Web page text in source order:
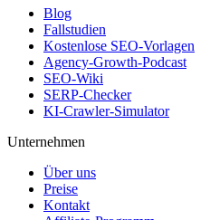
Blog
Fallstudien
Kostenlose SEO-Vorlagen
Agency-Growth-Podcast
SEO-Wiki
SERP-Checker
KI-Crawler-Simulator
Unternehmen
Über uns
Preise
Kontakt